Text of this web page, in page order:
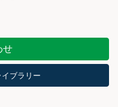
せ
ブラリー